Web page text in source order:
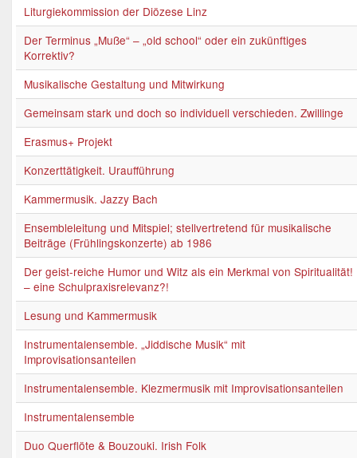
Liturgiekommission der Diözese Linz
Der Terminus „Muße“ – „old school“ oder ein zukünftiges
Korrektiv?
Musikalische Gestaltung und Mitwirkung
Gemeinsam stark und doch so individuell verschieden. Zwillinge
Erasmus+ Projekt
Konzerttätigkeit. Uraufführung
Kammermusik. Jazzy Bach
Ensembleleitung und Mitspiel; stellvertretend für musikalische
Beiträge (Frühlingskonzerte) ab 1986
Der geist-reiche Humor und Witz als ein Merkmal von Spiritualität!
– eine Schulpraxisrelevanz?!
Lesung und Kammermusik
Instrumentalensemble. „Jiddische Musik“ mit
Improvisationsanteilen
Instrumentalensemble. Klezmermusik mit Improvisationsanteilen
Instrumentalensemble
Duo Querflöte & Bouzouki. Irish Folk